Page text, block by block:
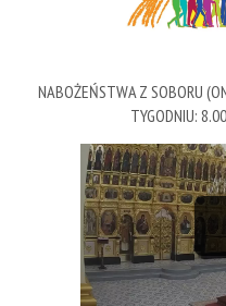
NABOŻEŃSTWA Z SOBORU
TYGODNIU: